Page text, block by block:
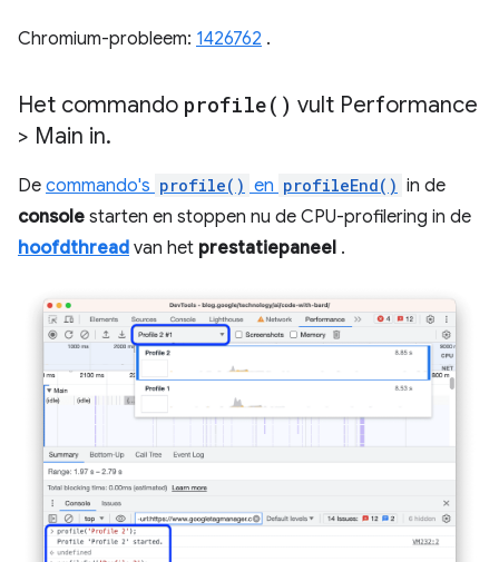
Chromium-probleem: 1426762 .
Het commando profile( ) vult Performance
> Main in.
De commando's profile() en profileEnd() in de
console starten en stoppen nu de CPU-profilering in de
hoofdthread van het prestatiepaneel .